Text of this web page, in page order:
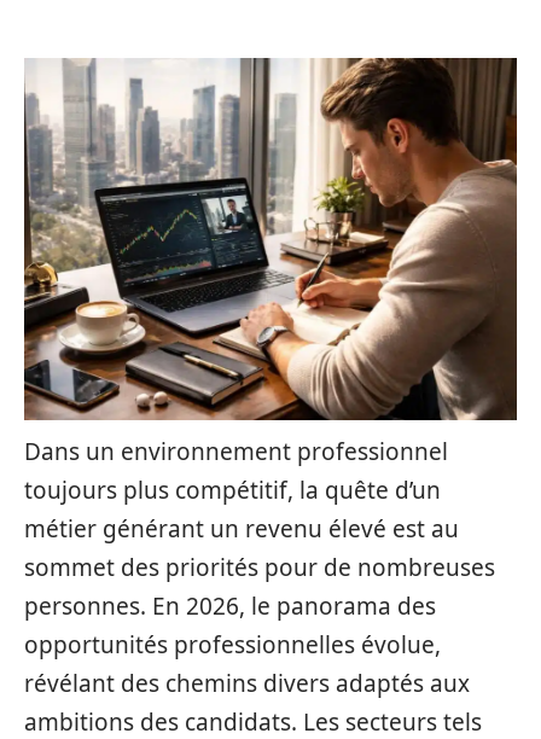
Dans un environnement professionnel
toujours plus compétitif, la quête d’un
métier générant un revenu élevé est au
sommet des priorités pour de nombreuses
personnes. En 2026, le panorama des
opportunités professionnelles évolue,
révélant des chemins divers adaptés aux
ambitions des candidats. Les secteurs tels